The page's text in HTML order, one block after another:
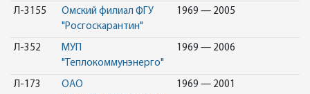
Л-3155
Омский филиал ФГУ
"Росгоскарантин"
1969 — 2005
Л-352
МУП
"Теплокоммунэнерго"
1969 — 2006
Л-173
ОАО
1969 — 2001